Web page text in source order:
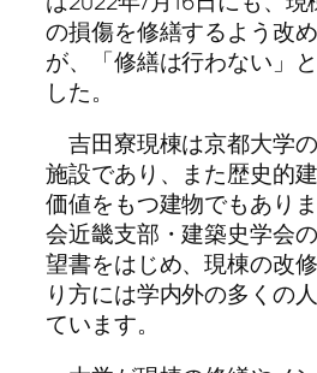
の損傷を修繕するよう改
が、「修繕は行わない」
した。
吉田寮現棟は京都大学
施設であり、また歴史的
価値をもつ建物でもあり
会近畿支部・建築史学会
望書をはじめ、現棟の改
り方には学内外の多くの
ています。